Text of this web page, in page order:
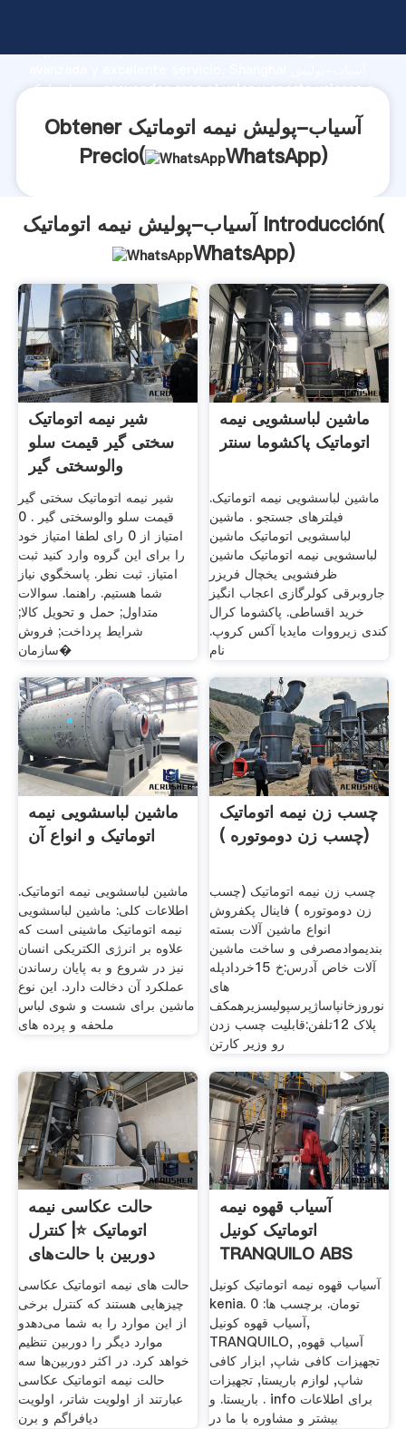
capacidad de producción, fuerza de investigación
نیمه اتوماتیک proveedor crea el valor y aporta valores a
Obtener آسیاب-پولیش نیمه اتوماتیک
Precio(
WhatsApp)
آسیاب-پولیش نیمه اتوماتیک Introducción(
WhatsApp)
شیر نیمه اتوماتیک
سختی گیر قیمت سلو
والوسختی گیر
شیر نیمه اتوماتیک سختی گیر
قیمت سلو والوسختی گیر . 0
امتیاز از 0 رای لطفا امتیاز خود
را برای این گروه وارد کنید ثبت
امتیاز. ثبت نظر. پاسخگوي نياز
شما هستيم. راهنما. سوالات
متداول; حمل و تحویل کالا;
شرایط پرداخت; فروش
سازمان�
ماشین لباسشویی نیمه
اتوماتیک پاکشوما سنتر
ماشین لباسشویی نیمه اتوماتیک.
فیلترهای جستجو . ماشین
لباسشویی اتوماتیک ماشین
لباسشویی نیمه اتوماتیک ماشین
ظرفشویی یخچال فریزر
جاروبرقی کولرگازی اعجاب انگیز
خرید اقساطی. پاکشوما کرال
کندی زیرووات مایدیا آکس کروپ.
نام
ماشین لباسشویی نیمه
اتوماتیک و انواع آن
ماشین لباسشویی نیمه اتوماتیک.
اطلاعات کلی: ماشین لباسشویی
نیمه اتوماتیک ماشینی است که
علاوه بر انرژی الکتریکی انسان
نیز در شروع و به پایان رساندن
عملکرد آن دخالت دارد. این نوع
ماشین برای شست و شوی لباس
ملحفه و پرده های
چسب زن نیمه اتوماتیک
(چسب زن دوموتوره )
چسب زن نیمه اتوماتیک (چسب
زن دوموتوره ) فاینال پکفروش
انواع ماشین آلات بسته
بندیموادمصرفی و ساخت ماشین
آلات خاص آدرس:خ 15خردادپله
های
نوروزخانپاساژپرسپولیسزیرهمکف
پلاک 12تلفن:قابلیت چسب زدن
رو وزیر کارتن
حالت عکاسی نیمه
اتوماتیک ⭐| کنترل
دوربین با حالت‌های
عکاسی
حالت های نیمه اتوماتیک عکاسی
چیزهایی هستند که کنترل برخی
از این موارد را به شما می‌دهدو
موارد دیگر را دوربین تنظیم
خواهد کرد. در اکثر دوربین‌ها سه
حالت نیمه اتوماتیک عکاسی
عبارتند از اولویت شاتر، اولویت
دیافراگم و برن
آسیاب قهوه نیمه
اتوماتیک کونیل
TRANQUILO ABS
آسیاب قهوه نیمه اتوماتیک کونیل
kenia. 0 تومان. برچسب ها:
آسیاب قهوه کونیل,
TRANQUILO, آسیاب قهوه,
تجهیزات کافی شاپ, ابزار کافی
شاپ, لوازم باریستا, تجهیزات
باریستا. و . info برای اطلاعات
بیشتر و مشاوره با ما در